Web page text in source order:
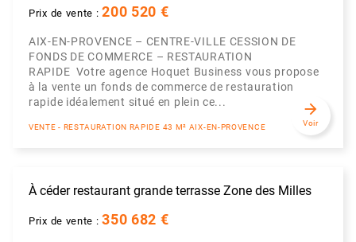
Prix de vente :200 520 €
AIX-EN-PROVENCE – CENTRE-VILLE CESSION DE
FONDS DE COMMERCE – RESTAURATION
RAPIDE Votre agence Hoquet Business vous propose
à la vente un fonds de commerce de restauration
rapide idéalement situé en plein ce...
VENTE - RESTAURATION RAPIDE 43 M² AIX-EN-PROVENCE
arrow_forward
Voir
À céder restaurant grande terrasse Zone des Milles
Prix de vente :350 682 €